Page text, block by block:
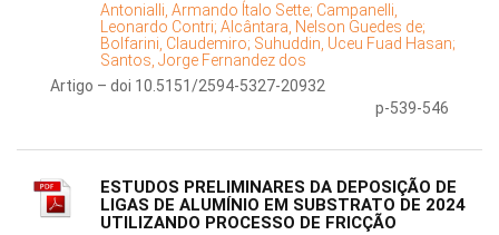
Antonialli, Armando Ítalo Sette; Campanelli,
Leonardo Contri; Alcântara, Nelson Guedes de;
Bolfarini, Claudemiro; Suhuddin, Uceu Fuad Hasan;
Santos, Jorge Fernandez dos
Artigo – doi 10.5151/2594-5327-20932
p-539-546
ESTUDOS PRELIMINARES DA DEPOSIÇÃO DE
LIGAS DE ALUMÍNIO EM SUBSTRATO DE 2024
UTILIZANDO PROCESSO DE FRICÇÃO